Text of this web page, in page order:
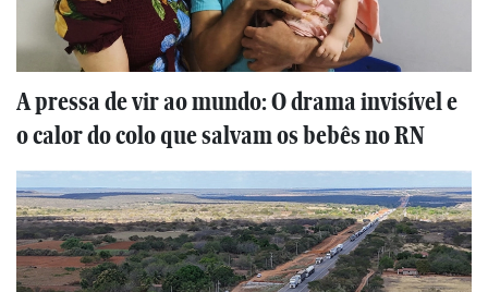
A pressa de vir ao mundo: O drama invisível e
o calor do colo que salvam os bebês no RN